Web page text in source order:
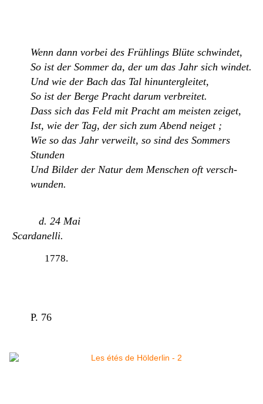
Wenn dann vorbei des Frühlings Blüte schwindet,
So ist der Sommer da, der um das Jahr sich windet.
Und wie der Bach das Tal hinuntergleitet,
So ist der Berge Pracht darum verbreitet.
Dass sich das Feld mit Pracht am meisten zeiget,
Ist, wie der Tag, der sich zum Abend neiget ;
Wie so das Jahr verweilt, so sind des Sommers
Stunden
Und Bilder der Natur dem Menschen oft versch-
wunden.
d. 24 Mai
Scardanelli.
1778.
P. 76